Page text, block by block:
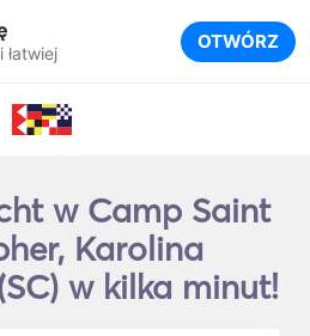
łatwiej OTWÓRZ
w Camp Saint
Karolina
w kilka minut!